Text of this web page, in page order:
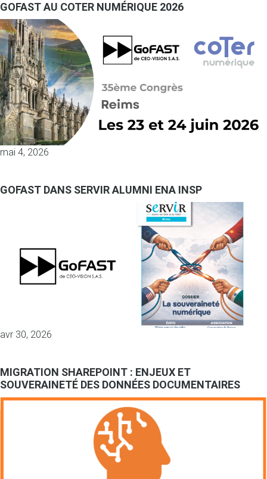
GOFAST AU COTER NUMÉRIQUE 2026
mai 4, 2026
GOFAST DANS SERVIR ALUMNI ENA INSP
avr 30, 2026
MIGRATION SHAREPOINT : ENJEUX ET
SOUVERAINETÉ DES DONNÉES DOCUMENTAIRES